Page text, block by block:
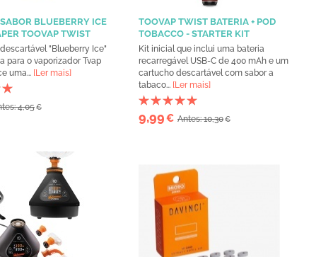
BLUEBERRY ICE
TOOVAP TWIST
"Blueberry Ice"
para o vaporizador Tvap
uma... [Ler mais]
4,05€
TOOVAP TWIST BATERIA + POD
TOBACCO - STARTER KIT
Kit inicial que inclui uma bateria
recarregável USB-C de 400 mAh e um
cartucho descartável com sabor a
tabaco... [Ler mais]
9,99€ Antes: 10,30€